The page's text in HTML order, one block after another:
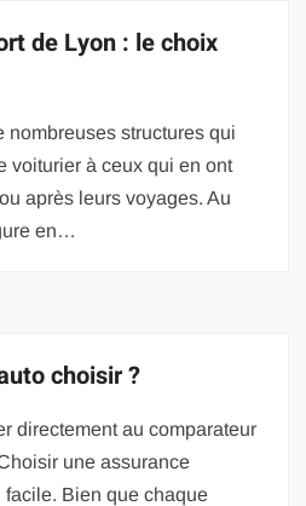
de Lyon : le choix
nombreuses structures qui
voiturier à ceux qui en ont
après leurs voyages. Au
en…
choisir ?
directement au comparateur
une assurance
facile. Bien que chaque